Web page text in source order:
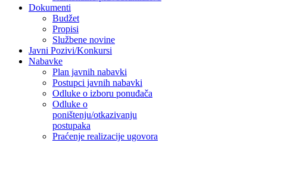
Dokumenti
Budžet
Propisi
Službene novine
Javni Pozivi/Konkursi
Nabavke
Plan javnih nabavki
Postupci javnih nabavki
Odluke o izboru ponuđača
Odluke o
poništenju/otkazivanju
postupaka
Praćenje realizacije ugovora